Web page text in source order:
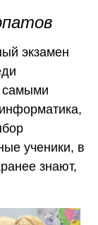
экзамен
самыми
ученики, в
знают,